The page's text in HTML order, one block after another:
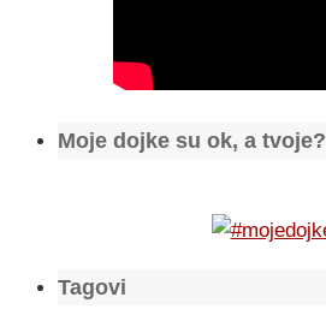
Moje dojke su ok, a tvoje?
Tagovi